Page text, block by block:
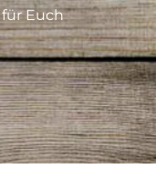
für Euch